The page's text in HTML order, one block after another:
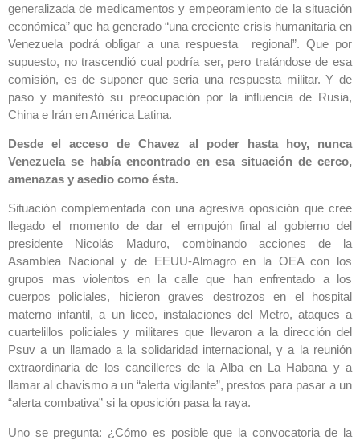
generalizada de medicamentos y empeoramiento de la situación
económica” que ha generado “una creciente crisis humanitaria en
Venezuela podrá obligar a una respuesta regional”. Que por
supuesto, no trascendió cual podría ser, pero tratándose de esa
comisión, es de suponer que seria una respuesta militar. Y de
paso y manifestó su preocupación por la influencia de Rusia,
China e Irán en América Latina.
Desde el acceso de Chavez al poder hasta hoy, nunca
Venezuela se había encontrado en esa situación de cerco,
amenazas y asedio como ésta.
Situación complementada con una agresiva oposición que cree
llegado el momento de dar el empujón final al gobierno del
presidente Nicolás Maduro, combinando acciones de la
Asamblea Nacional y de EEUU-Almagro en la OEA con los
grupos mas violentos en la calle que han enfrentado a los
cuerpos policiales, hicieron graves destrozos en el hospital
materno infantil, a un liceo, instalaciones del Metro, ataques a
cuartelillos policiales y militares que llevaron a la dirección del
Psuv a un llamado a la solidaridad internacional, y a la reunión
extraordinaria de los cancilleres de la Alba en La Habana y a
llamar al chavismo a un “alerta vigilante”, prestos para pasar a un
“alerta combativa” si la oposición pasa la raya.
Uno se pregunta: ¿Cómo es posible que la convocatoria de la